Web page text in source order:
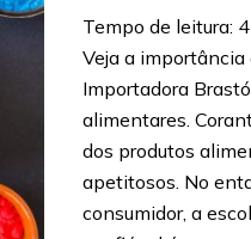
Tempo de leitura: 4
Veja a
Importadora
alimentares.
dos produtos
apetitosos. No
consumidor, a